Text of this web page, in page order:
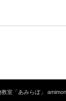
室「あみらぼ」